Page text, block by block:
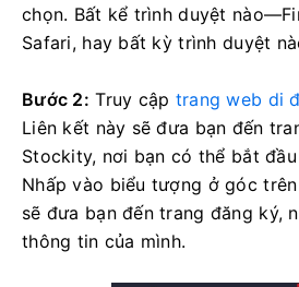
chọn. Bất kể trình duyệt
Safari, hay bất kỳ trình duyệt
Bước 2: Truy cập trang web di
Liên kết này sẽ đưa bạn đến
Stockity, nơi bạn có thể bắt
Nhấp vào biểu tượng ở góc
sẽ đưa bạn đến trang đăng ký,
thông tin của mình.